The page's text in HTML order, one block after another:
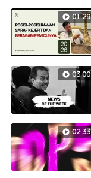
01:29
03:00
02:33